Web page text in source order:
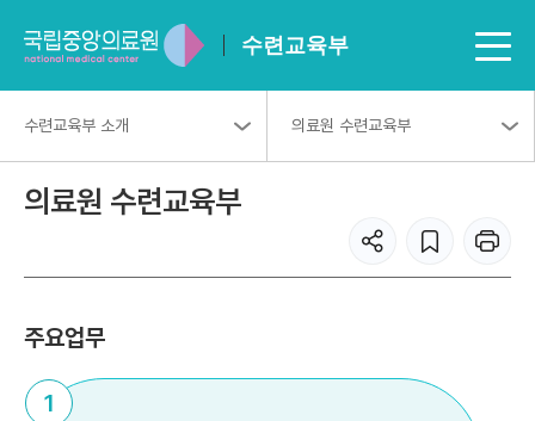
수련교육부
수련교육부 소개 의료원 수련교육부
의료원 수련교육부
주요업무
1